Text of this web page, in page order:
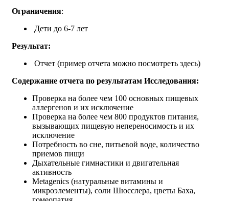
Ограничения:
Дети до 6-7 лет
Результат:
Отчет (пример отчета можно посмотреть здесь)
Содержание отчета по результатам Исследования:
Проверка на более чем 100 основных пищевых
аллергенов и их исключение
Проверка на более чем 800 продуктов питания,
вызывающих пищевую непереносимость и их
исключение
Потребность во сне, питьевой воде, количество
приемов пищи
Дыхательные гимнастики и двигательная
активность
Metagenics (натуральные витамины и
микроэлементы), соли Шюсслера, цветы Баха,